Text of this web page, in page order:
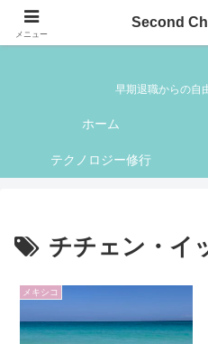
Second
早期退職からの自
ホーム
テクノロジー修行
チチェン・イ
メキシコ
メニュー
Second